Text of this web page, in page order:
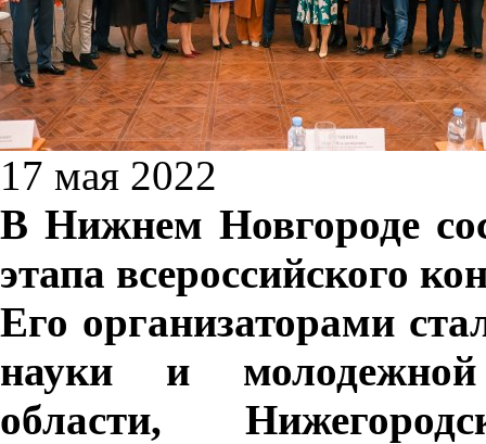
17 мая 2022
В Нижнем Новгороде
этапа всероссийского
Его организаторами
науки и молодежной
области,